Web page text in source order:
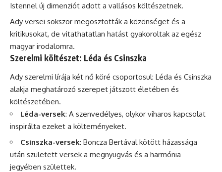
Istennel új dimenziót adott a vallásos költészetnek.
Ady versei sokszor megosztották a közönséget és a
kritikusokat, de vitathatatlan hatást gyakoroltak az egész
magyar irodalomra.
Szerelmi költészet: Léda és Csinszka
Ady szerelmi lírája két nő köré csoportosul: Léda és Csinszka
alakja meghatározó szerepet játszott életében és
költészetében.
Léda-versek: A szenvedélyes, olykor viharos kapcsolat
inspirálta ezeket a költeményeket.
Csinszka-versek: Boncza Bertával kötött házassága
után született versek a megnyugvás és a harmónia
jegyében születtek.